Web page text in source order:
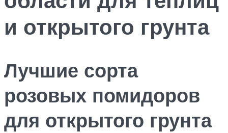
и открытого грунта
Лучшие сорта
розовых помидоров
для открытого грунта